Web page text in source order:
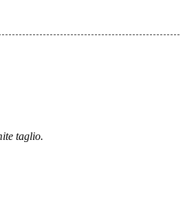
taglio.